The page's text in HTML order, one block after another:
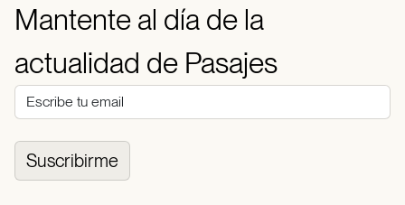
Mantente al día de la
actualidad de Pasajes
Suscribirme